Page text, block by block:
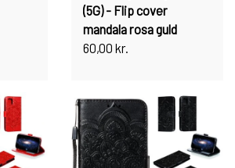
(5G) - Flip cover
mandala rosa guld
60,00 kr.